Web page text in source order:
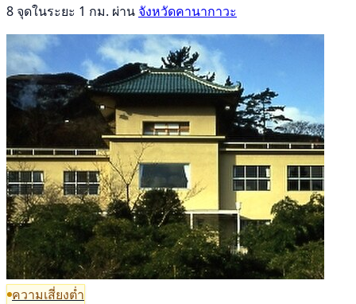
8 จุดในระยะ 1 กม. ผ่าน จังหวัดคานากาวะ
ความเสี่ยงต่ำ